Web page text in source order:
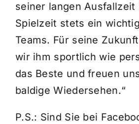
seiner langen
Spielzeit stets ein
Teams. Für seine
wir ihm sportlich wie
das Beste und freuen
baldige Wiedersehen.“
P.S.: Sind Sie bei